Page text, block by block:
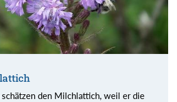
schätzen den Milchlattich, weil er die